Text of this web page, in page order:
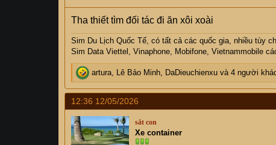
Tha thiết tìm đối tác đi ăn xôi xoài
Sim Du Lịch Quốc Tế, có tất cả các quốc gia, nhiều tùy
Sim Data Viettel, Vinaphone, Mobifone, Vietnammobile
R
e
a
c
t
i
o
artura, Lê Bảo Minh, DaDieuchienxu và 4 người
12:36 12/05/2026
sắt con
Xe container